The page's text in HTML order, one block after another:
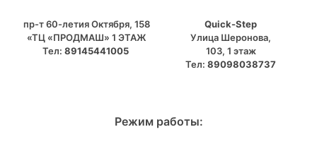
пр-т 60-летия Октября, 158
«ТЦ «ПРОДМАШ» 1 ЭТАЖ
Тел: 89145441005
Quick-Step
​Улица Шеронова,
103, ​1 этаж
Тел: 89098038737
Режим работы: